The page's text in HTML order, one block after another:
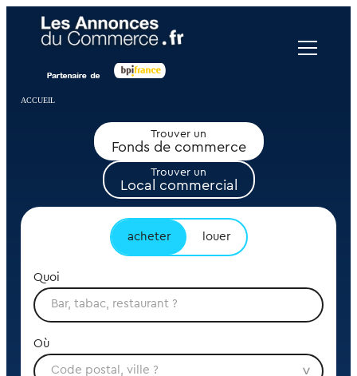
ACCUEIL
Trouver un
Fonds de commerce
Trouver un
Local commercial
acheter louer
Quoi
Où
Panneau de gestion des cookies